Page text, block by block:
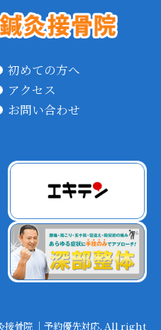
初めての方へ
アクセス
お問い合わせ
接骨院 ｜予約優先対応. All right